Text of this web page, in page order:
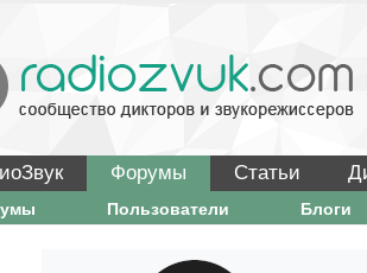
Форумы Статьи
Пользователи Блоги